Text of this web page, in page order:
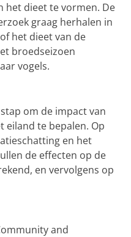
het dieet te vormen. De
graag herhalen in
het dieet van de
broedseizoen
vogels.
om de impact van
eiland te bepalen. Op
en het
de effecten op de
en vervolgens op
and